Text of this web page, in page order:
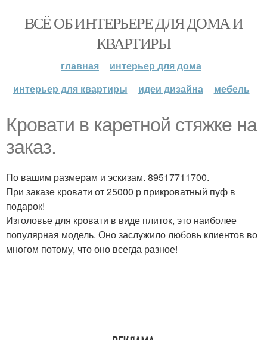
ВСЁ ОБ ИНТЕРЬЕРЕ ДЛЯ ДОМА И
КВАРТИРЫ
главная
интерьер для дома
интерьер для квартиры
идеи дизайна мебель
Кровати в каретной стяжке на
заказ.
По вашим размерам и эскизам. 89517711700.
При заказе кровати от 25000 р прикроватный пуф в
подарок!
Изголовье для кровати в виде плиток, это наиболее
популярная модель. Оно заслужило любовь клиентов во
многом потому, что оно всегда разное!